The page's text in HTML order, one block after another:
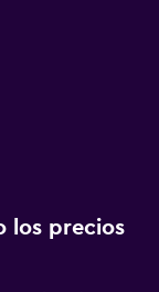
los precios